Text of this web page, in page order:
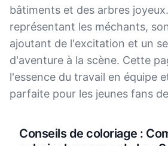
bâtiments et des arbres
représentant les méchants,
ajoutant de l'excitation et un
d'aventure à la scène. Cette
l'essence du travail en équipe
parfaite pour les jeunes fans
Conseils de coloriage :